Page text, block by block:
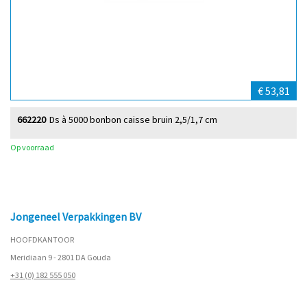
€ 53,81
Ds à 5000 bonbon caisse bruin 2,5/1,7 cm
662220
Op voorraad
Jongeneel Verpakkingen BV
HOOFDKANTOOR
Meridiaan 9 - 2801 DA Gouda
+31 (0) 182 555 050